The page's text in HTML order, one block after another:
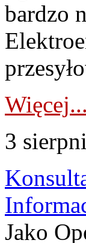
bardzo
Więcej...
3
Jako